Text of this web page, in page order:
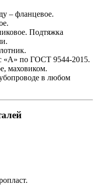
– фланцевое.
Подтяжка
«А» по ГОСТ 9544-2015.
маховиком.
в любом